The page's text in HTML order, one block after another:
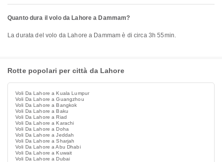
Quanto dura il volo da Lahore a Dammam?
La durata del volo da Lahore a Dammam è di circa 3h 55min.
Rotte popolari per città da Lahore
Voli Da Lahore a Kuala Lumpur
Voli Da Lahore a Guangzhou
Voli Da Lahore a Bangkok
Voli Da Lahore a Baku
Voli Da Lahore a Riad
Voli Da Lahore a Karachi
Voli Da Lahore a Doha
Voli Da Lahore a Jeddah
Voli Da Lahore a Sharjah
Voli Da Lahore a Abu Dhabi
Voli Da Lahore a Kuwait
Voli Da Lahore a Dubai